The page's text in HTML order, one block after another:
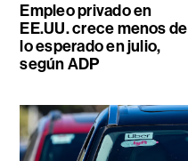
Empleo privado en
EE.UU. crece menos de
lo esperado en julio,
según ADP